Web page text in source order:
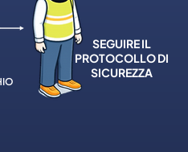
SEGUIRE IL
PROTOCOLLO DI
SICUREZZA